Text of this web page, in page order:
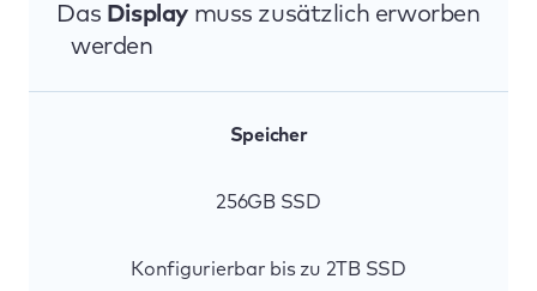
Das Display muss zusätzlich erworben
werden
Speicher
256GB SSD
Konfigurierbar bis zu 2TB SSD